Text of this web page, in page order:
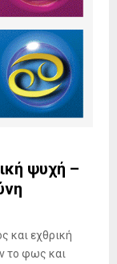
ψυχή –
και εχθρική
το φως και